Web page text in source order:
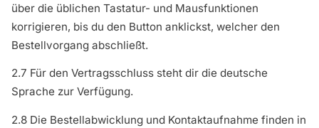
über die üblichen Tastatur- und Mausfunktionen
korrigieren, bis du den Button anklickst, welcher den
Bestellvorgang abschließt.
2.7 Für den Vertragsschluss steht dir die deutsche
Sprache zur Verfügung.
2.8 Die Bestellabwicklung und Kontaktaufnahme finden in